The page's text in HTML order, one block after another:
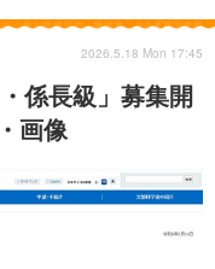
係長級」募集開
画像
2026.5.18 Mon 17:45